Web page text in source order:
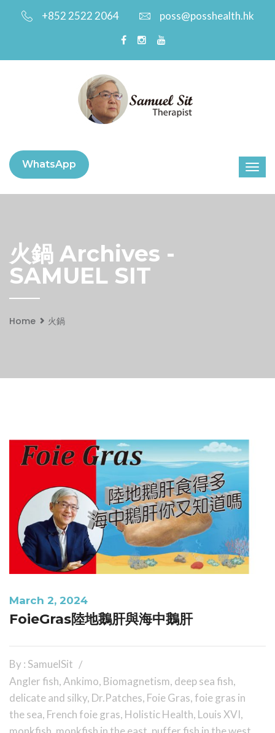
+852 2522 2064 poss@posshealth.hk
WhatsApp
火鍋 Archives -
SAMUEL SIT
Home 火鍋
March 2, 2024
FoieGras陸地鵝肝與海中鵝肝
By : SamuelSit
Angler fish,Ankimo, Biomagnetism, deep sea fish,
delicate and silky, Dr.Patches, Foie Gras,foie gras in
the sea, French foie gras, Holistic Health, Louis XVI,